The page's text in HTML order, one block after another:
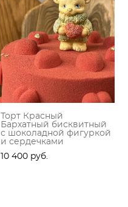
Торт Красный
Бархатный бисквитный
с шоколадной фигуркой
и сердечками
10 400 pуб.